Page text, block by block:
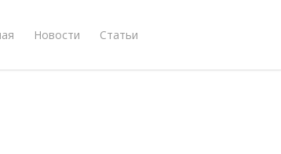
Новости Статьи